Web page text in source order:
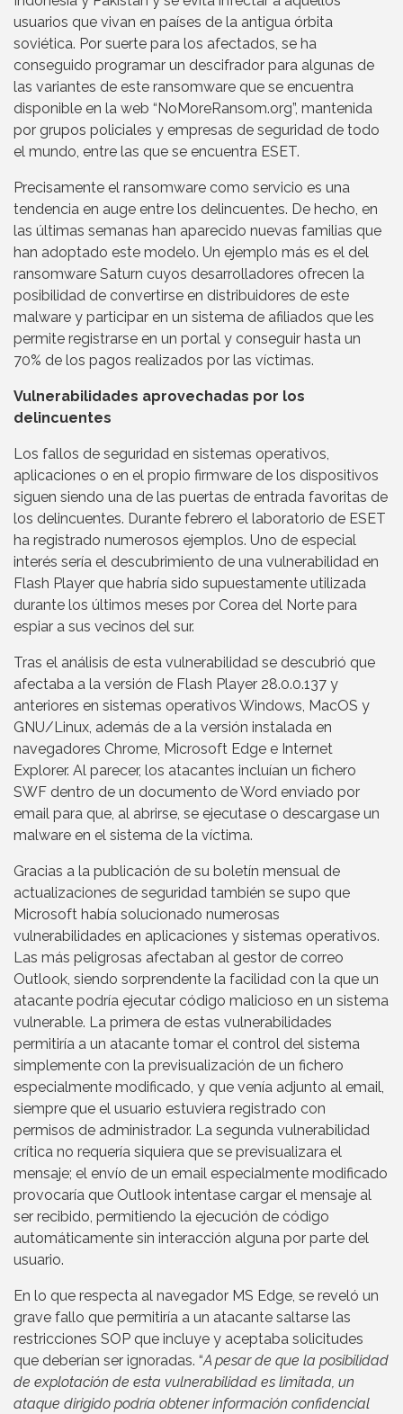
usuarios que vivan en países de la antigua órbita
soviética. Por suerte para los afectados, se ha
conseguido programar un descifrador para algunas de
las variantes de este ransomware que se encuentra
disponible en la web “NoMoreRansom.org”, mantenida
por grupos policiales y empresas de seguridad de todo
el mundo, entre las que se encuentra ESET.
Precisamente el ransomware como servicio es una
tendencia en auge entre los delincuentes. De hecho, en
las últimas semanas han aparecido nuevas familias que
han adoptado este modelo. Un ejemplo más es el del
ransomware Saturn cuyos desarrolladores ofrecen la
posibilidad de convertirse en distribuidores de este
malware y participar en un sistema de afiliados que les
permite registrarse en un portal y conseguir hasta un
70% de los pagos realizados por las víctimas.
Vulnerabilidades aprovechadas por los
delincuentes
Los fallos de seguridad en sistemas operativos,
aplicaciones o en el propio firmware de los dispositivos
siguen siendo una de las puertas de entrada favoritas de
los delincuentes. Durante febrero el laboratorio de ESET
ha registrado numerosos ejemplos. Uno de especial
interés sería el descubrimiento de una vulnerabilidad en
Flash Player que habría sido supuestamente utilizada
durante los últimos meses por Corea del Norte para
espiar a sus vecinos del sur.
Tras el análisis de esta vulnerabilidad se descubrió que
afectaba a la versión de Flash Player 28.0.0.137 y
anteriores en sistemas operativos Windows, MacOS y
GNU/Linux, además de a la versión instalada en
navegadores Chrome, Microsoft Edge e Internet
Explorer. Al parecer, los atacantes incluían un fichero
SWF dentro de un documento de Word enviado por
email para que, al abrirse, se ejecutase o descargase un
malware en el sistema de la víctima.
Gracias a la publicación de su boletín mensual de
actualizaciones de seguridad también se supo que
Microsoft había solucionado numerosas
vulnerabilidades en aplicaciones y sistemas operativos.
Las más peligrosas afectaban al gestor de correo
Outlook, siendo sorprendente la facilidad con la que un
atacante podría ejecutar código malicioso en un sistema
vulnerable. La primera de estas vulnerabilidades
permitiría a un atacante tomar el control del sistema
simplemente con la previsualización de un fichero
especialmente modificado, y que venía adjunto al email,
siempre que el usuario estuviera registrado con
permisos de administrador. La segunda vulnerabilidad
crítica no requería siquiera que se previsualizara el
mensaje; el envío de un email especialmente modificado
provocaría que Outlook intentase cargar el mensaje al
ser recibido, permitiendo la ejecución de código
automáticamente sin interacción alguna por parte del
usuario.
En lo que respecta al navegador MS Edge, se reveló un
grave fallo que permitiría a un atacante saltarse las
restricciones SOP que incluye y aceptaba solicitudes
que deberían ser ignoradas. “A pesar de que la posibilidad
de explotación de esta vulnerabilidad es limitada, un
ataque dirigido podría obtener información confidencial